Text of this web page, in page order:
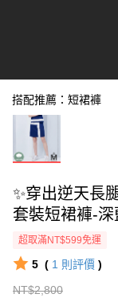
搭配推薦：短裙褲
✨穿出逆天長
套裝短裙褲-深
超取滿NT$599免運
5 ( 1 則評價 )
NT$2,800